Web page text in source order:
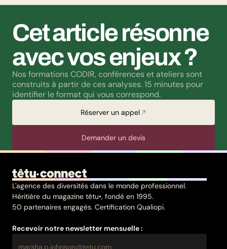
Cet article résonne
avec vos enjeux ?
Nos formations CODIR, conférences et ateliers sont
construits à partir de ces analyses. 15 minutes pour
identifier le format qui vous correspond.
Réserver un appel
Demander un devis
L'agence des diversités dans le monde professionnel.
Héritière du magazine têtu•, fondé en 1995.
50 partenaires engagés. Certification Qualiopi.
Recevoir notre newsletter mensuelle :